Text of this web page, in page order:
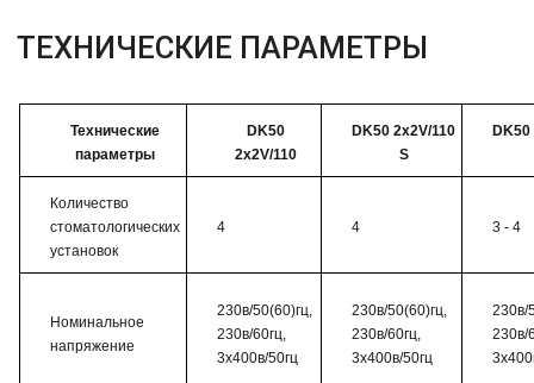
ТЕХНИЧЕСКИЕ ПАРАМЕТРЫ
Технические
параметры
DK50
2x2V/110
DK50 2x2V/110
S
DK50
Количество
стоматологических
установок
4 4 3 - 4
Номинальное
напряжение
230в/50(60)гц,
230в/60гц,
3x400в/50гц
230в/50(60)гц,
230в/60гц,
3x400в/50гц
230в/
230в/